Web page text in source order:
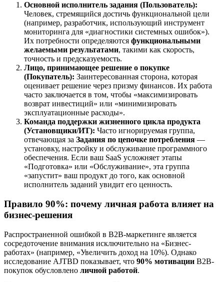
Основной исполнитель задания (Пользователь):
Человек, стремящийся достичь функциональной цели
(например, разработчик, использующий инструмент
мониторинга для «диагностики системных ошибок»).
Их потребности определяются функциональными
желаемыми результатами, такими как скорость,
точность и предсказуемость.
Лицо, принимающее решение о покупке
(Покупатель): Заинтересованная сторона, которая
оценивает решение через призму финансов. Их работа
часто заключается в том, чтобы «максимизировать
возврат инвестиций» или «минимизировать
эксплуатационные расходы».
Команда поддержки жизненного цикла продукта
(Установщики/ИТ): Часто игнорируемая группа,
отвечающая за Задания по цепочке потребления —
установку, настройку и обслуживание программного
обеспечения. Если ваш SaaS усложняет этапы
«Подготовка» или «Обслуживание», эта группа
«запустит» ваш продукт до того, как основной
исполнитель заданий увидит его ценность.
Правило 90%: почему личная работа влияет на
бизнес-решения
Распространенной ошибкой в ​​B2B-маркетинге является
сосредоточение внимания исключительно на «Бизнес-
работах» (например, «Увеличить доход на 10%). Однако
исследование AJTBD показывает, что 90% мотивации B2B-
покупок обусловлено личной работой.